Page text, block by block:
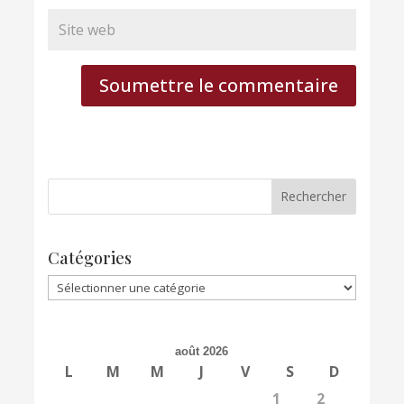
Soumettre le commentaire
Catégories
Catégories
août 2026
L M M J V S
D
1
2